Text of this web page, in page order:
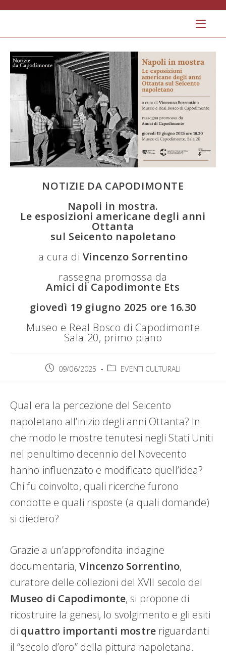
NOTIZIE DA CAPODIMONTE
Napoli in mostra.
Le esposizioni americane degli anni
Ottanta
sul Seicento napoletano
a cura di Vincenzo Sorrentino
rassegna promossa da
Amici di Capodimonte Ets
giovedì 19 giugno 2025 ore 16.30
Museo e Real Bosco di Capodimonte
Sala 20, primo piano
Articolo09/06/2025
Categoria
EVENTI CULTURALI
Qual era la percezione del Seicento
napoletano all’inizio degli anni Ottanta? In
che modo le mostre tenutesi negli Stati Uniti
nel penultimo decennio del Novecento
hanno influenzato e modificato quell’idea?
Chi fu coinvolto, quali ricerche furono
condotte e quali risposte (a quali domande)
si diedero?
Grazie a un’approfondita indagine
documentaria,Vincenzo Sorrentino,
curatore delle collezioni del XVII secolo del
Museo di Capodimonte, si propone di
ricostruire la genesi, lo svolgimento e gli esiti
di quattro importanti mostre riguardanti
il “secolo d’oro” della pittura napoletana.